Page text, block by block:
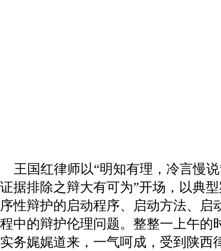
王国红律师以“明知有理，冷言慢
证据排除之辩大有可为”开场，以典
序性辩护的启动程序、启动方法、启
程中的辩护伦理问题。整整一上午的
实务娓娓道来，一气呵成，受到陕西